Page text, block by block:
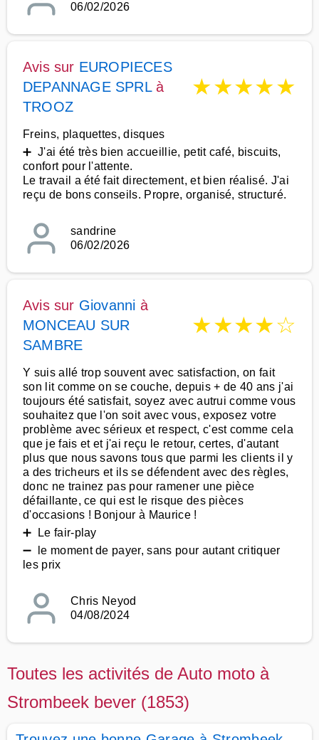
06/02/2026
Avis sur EUROPIECES
DEPANNAGE SPRLà
TROOZ
★★★★★
Freins, plaquettes, disques
➕ J'ai été très bien accueillie, petit café, biscuits,
confort pour l'attente.
Le travail a été fait directement, et bien réalisé. J'ai
reçu de bons conseils. Propre, organisé, structuré.
sandrine
06/02/2026
Avis sur Giovanni à
MONCEAU SUR
SAMBRE
★★★★☆
Y suis allé trop souvent avec satisfaction, on fait
son lit comme on se couche, depuis + de 40 ans j'ai
toujours été satisfait, soyez avec autrui comme vous
souhaitez que l'on soit avec vous, exposez votre
problème avec sérieux et respect, c'est comme cela
que je fais et et j'ai reçu le retour, certes, d'autant
plus que nous savons tous que parmi les clients il y
a des tricheurs et ils se défendent avec des règles,
donc ne trainez pas pour ramener une pièce
défaillante, ce qui est le risque des pièces
d'occasions ! Bonjour à Maurice !
➕ Le fair-play
➖ le moment de payer, sans pour autant critiquer
les prix
Chris Neyod
04/08/2024
Toutes les activités de Auto moto à
Strombeek bever (1853)